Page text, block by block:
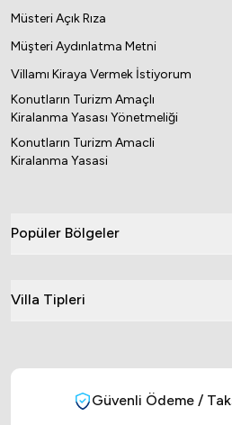
Müsteri Açık Rıza
Müşteri Aydınlatma Metni
Villamı Kiraya Vermek İstiyorum
Konutların Turizm Amaçlı
Kiralanma Yasası Yönetmeliği
Konutların Turizm Amacli
Kiralanma Yasasi
Popüler Bölgeler
Villa Tipleri
Güvenli Ödeme /